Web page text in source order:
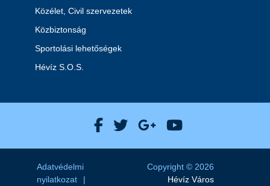
Közélet, Civil szervezetek
Közbiztonság
Sportolási lehetőségek
Hévíz S.O.S.
Hévíz Város Facebook
Hévíz Város X
Hévíz Város
Hévíz Város
Adatvédelmi
nyilatkozat
Copyright © 2026
Hévíz Város